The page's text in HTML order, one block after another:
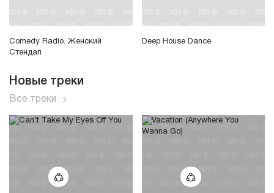
Comedy Radio. Женский
Стендап
Deep House Dance
Новые треки
Все треки